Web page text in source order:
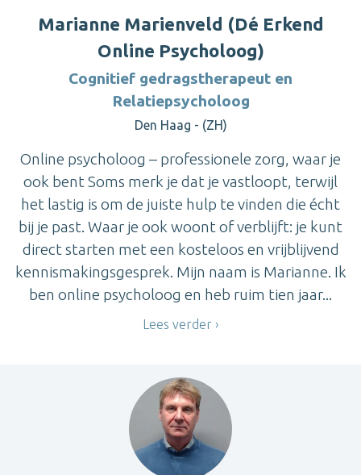
Marianne Marienveld (Dé Erkend
Online Psycholoog)
Cognitief gedragstherapeut en
Relatiepsycholoog
Den Haag - (ZH)
Online psycholoog – professionele zorg, waar je
ook bent Soms merk je dat je vastloopt, terwijl
het lastig is om de juiste hulp te vinden die écht
bij je past. Waar je ook woont of verblijft: je kunt
direct starten met een kosteloos en vrijblijvend
kennismakingsgesprek. Mijn naam is Marianne. Ik
ben online psycholoog en heb ruim tien jaar...
Lees verder